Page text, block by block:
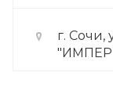
г. Сочи,